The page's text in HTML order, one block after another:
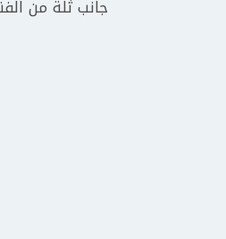
جانب ثلة من